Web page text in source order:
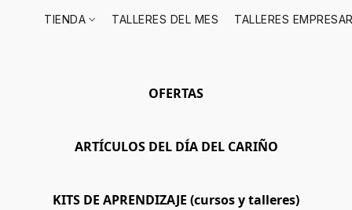
TIENDA TALLERES DEL MES TALLERES
OFERTAS
ARTÍCULOS DEL DÍA DEL CARIÑO
KITS DE APRENDIZAJE (cursos y talleres)